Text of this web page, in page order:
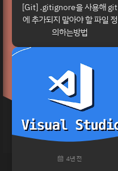
[Git] .gitignore을 사용해 git
에 추가되지 말아야 할 파일 정
의하는방법
4년 전